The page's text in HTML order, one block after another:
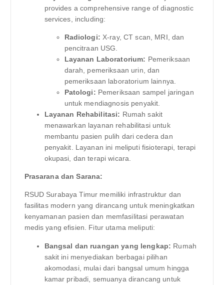
provides a comprehensive range of diagnostic
services, including:
Radiologi: X-ray, CT scan, MRI, dan
pencitraan USG.
Layanan Laboratorium: Pemeriksaan
darah, pemeriksaan urin, dan
pemeriksaan laboratorium lainnya.
Patologi: Pemeriksaan sampel jaringan
untuk mendiagnosis penyakit.
Layanan Rehabilitasi: Rumah sakit
menawarkan layanan rehabilitasi untuk
membantu pasien pulih dari cedera dan
penyakit. Layanan ini meliputi fisioterapi, terapi
okupasi, dan terapi wicara.
Prasarana dan Sarana:
RSUD Surabaya Timur memiliki infrastruktur dan
fasilitas modern yang dirancang untuk meningkatkan
kenyamanan pasien dan memfasilitasi perawatan
medis yang efisien. Fitur utama meliputi:
Bangsal dan ruangan yang lengkap: Rumah
sakit ini menyediakan berbagai pilihan
akomodasi, mulai dari bangsal umum hingga
kamar pribadi, semuanya dirancang untuk